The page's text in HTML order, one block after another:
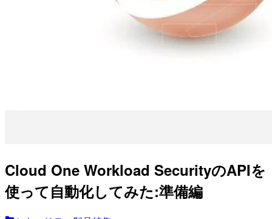
Cloud One Workload SecurityのAPIを
使って自動化してみた:準備編